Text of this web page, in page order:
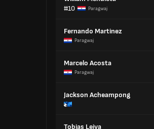
#10
Paragwaj
Fernando Martinez
Paragwaj
Marcelo Acosta
Paragwaj
Jackson Acheampong
Tobias Leiva